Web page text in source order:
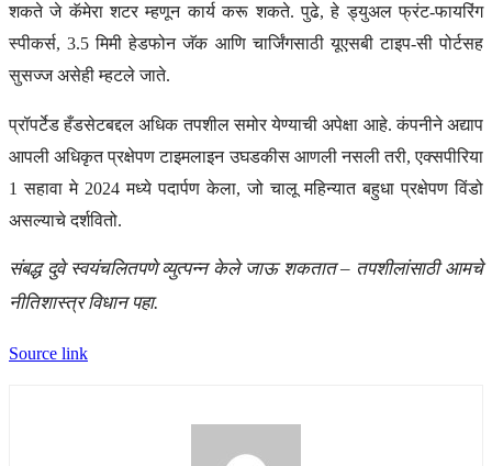
शकते जे कॅमेरा शटर म्हणून कार्य करू शकते. पुढे, हे ड्युअल फ्रंट-फायरिंग
स्पीकर्स, 3.5 मिमी हेडफोन जॅक आणि चार्जिंगसाठी यूएसबी टाइप-सी पोर्टसह
सुसज्ज असेही म्हटले जाते.
प्रॉपर्टेड हँडसेटबद्दल अधिक तपशील समोर येण्याची अपेक्षा आहे. कंपनीने अद्याप
आपली अधिकृत प्रक्षेपण टाइमलाइन उघडकीस आणली नसली तरी, एक्सपीरिया
1 सहावा मे 2024 मध्ये पदार्पण केला, जो चालू महिन्यात बहुधा प्रक्षेपण विंडो
असल्याचे दर्शवितो.
संबद्ध दुवे स्वयंचलितपणे व्युत्पन्न केले जाऊ शकतात – तपशीलांसाठी आमचे
नीतिशास्त्र विधान पहा.
Source link